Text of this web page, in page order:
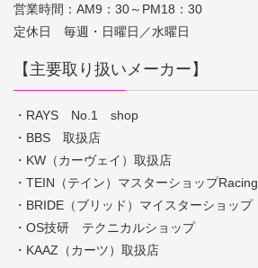
営業時間：AM9：30～PM18：30
定休日 毎週・日曜日／水曜日
【主要取り扱いメーカー】
・RAYS No.1 shop
・BBS 取扱店
・KW（カーヴェイ）取扱店
・TEIN（テイン）マスターショップRacing
・BRIDE（ブリッド）マイスターショップ
・OS技研 テクニカルショップ
・KAAZ（カーツ）取扱店